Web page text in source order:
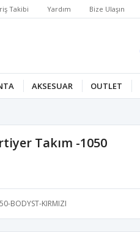
Takibi Yardım Bize Ulaşın
AKSESUAR OUTLET
Takım -1050
BODYST-KIRMIZI